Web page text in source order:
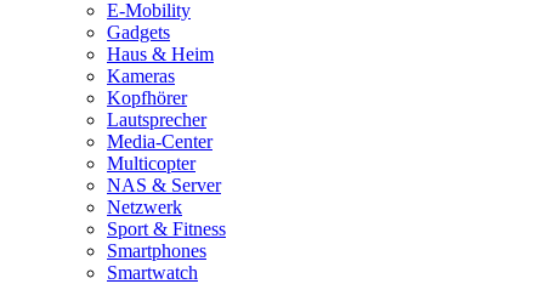
E-Mobility
Gadgets
Haus & Heim
Kameras
Kopfhörer
Lautsprecher
Media-Center
Multicopter
NAS & Server
Netzwerk
Sport & Fitness
Smartphones
Smartwatch